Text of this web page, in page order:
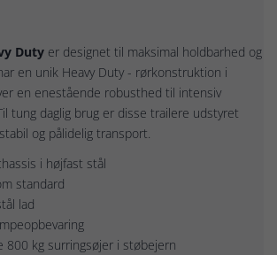
Duty er designet til maksimal holdbarhed og
en unik Heavy Duty - rørkonstruktion i
en enestående robusthed til intensiv
tung daglig brug er disse trailere udstyret
og pålidelig transport.
i højfast stål
standard
lad
800 kg surringsøjer i støbejern